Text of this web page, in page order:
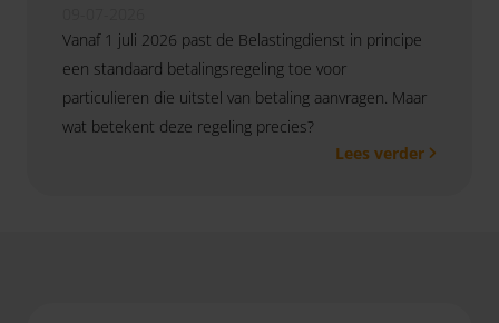
Vanaf 1 juli 2026 past de Belastingdienst in principe
een standaard betalingsregeling toe voor
particulieren die uitstel van betaling aanvragen. Maar
wat betekent deze regeling precies?
Lees verder